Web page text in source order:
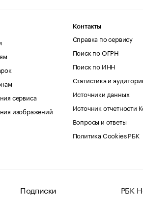
сервиса
изображений
Контакты
Справка по сервису
Поиск по ОГРН
Поиск по ИНН
Статистика и
Источники данных
Источник отчетности
Вопросы и ответы
Политика Cookies РБК
Подписки РБК